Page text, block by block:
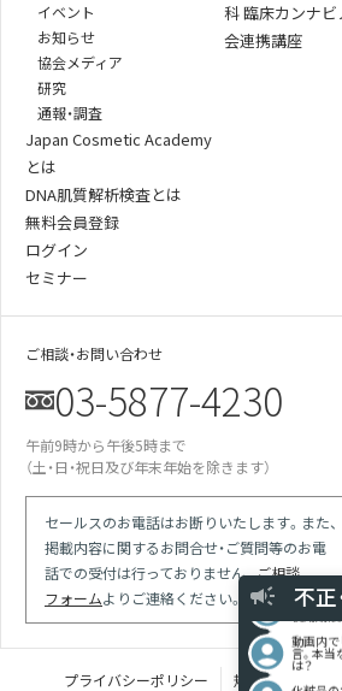
イベント
お知らせ
協会メディア
研究
通報・調査
Japan Cosmetic Academy
とは
DNA肌質解析検査とは
無料会員登録
ログイン
セミナー
科 臨床カンナ
会連携講座
ご相談・お問い合わせ
03-5877-4230
午前9時から午後5時まで
（土・日・祝日及び年末年始を除きます）
セールスのお電話はお断りいたします。また、
掲載内容に関するお問合せ・ご質問等のお電
話での受付は行っておりません。ご相談
フォームよりご連絡ください。
プライバシーポリシー 規定類 特定
不正
某医師の
競合の会
で「スキ
現場を
使用期
動画内で
言。本
は？
化粧品の
脱毛症